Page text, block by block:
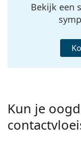
Bekijk een
Kun je